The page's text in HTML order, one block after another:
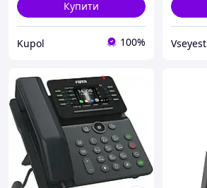
Купити
Kupol 100% Vseyest